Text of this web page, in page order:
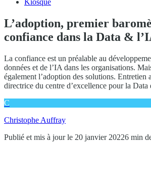
Kiosque
L’adoption, premier
confiance dans la Data &
La confiance est un préalable au
données et de l’IA dans les organisations.
également l’adoption des solutions. Entretien
directrice du centre d’excellence pour la
C
Christophe Auffray
Publié et mis à jour le 20 janvier 20226 min